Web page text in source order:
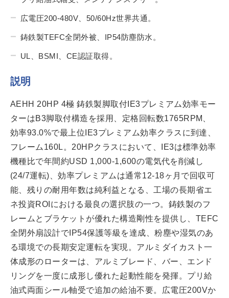
広電圧200-480V、50/60Hz世界共通。
鋳鉄製TEFC全閉外被、IP54防塵防水。
UL、BSMI、CE認証取得。
説明
AEHH 20HP 4極 鋳鉄製脚取付IE3プレミアム効率モー
ターはB3脚取付構造を採用、定格回転数1765RPM、
効率93.0%で最上位IE3プレミアム効率クラスに到達、
フレーム160L。20HPクラスにおいて、IE3は標準効率
機種比で年間約USD 1,000-1,600の電気代を削減し
(24/7運転)、効率プレミアムは通常12-18ヶ月で回収可
能、残りの耐用年数は純利益となる、工場の長期省エ
ネ投資ROIにおける最良の選択肢の一つ。鋳鉄製のフ
レームとブラケットが優れた構造剛性を提供し、TEFC
全閉外扇設計でIP54保護等級を達成、粉塵や湿気のあ
る環境での長期安定運転を実現。アルミダイカスト一
体成形のローターは、アルミブレード、バー、エンド
リングを一度に成形し優れた起動性能を発揮。プリ給
油式両面シール軸受で追加の給油不要。広電圧200Vか